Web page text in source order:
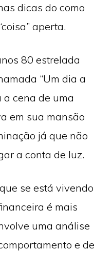
dicas do como
aperta.
80 estrelada
“Um dia a
a cena de uma
em sua mansão
já que não
a conta de luz.
se está vivendo
é mais
uma análise
e de